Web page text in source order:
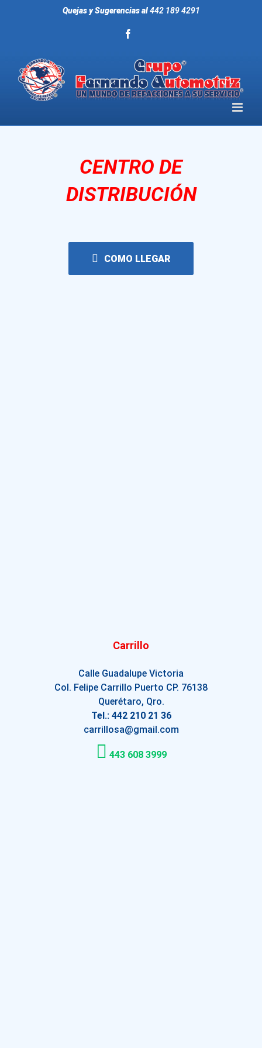
Quejas y Sugerencias al442 189 4291
CENTRO DE
DISTRIBUCIÓN
COMO LLEGAR
Carrillo
Calle Guadalupe Victoria
Col. Felipe Carrillo Puerto CP. 76138
Querétaro, Qro.
Tel.: 442 210 21 36
carrillosa@gmail.com
443 608 3999